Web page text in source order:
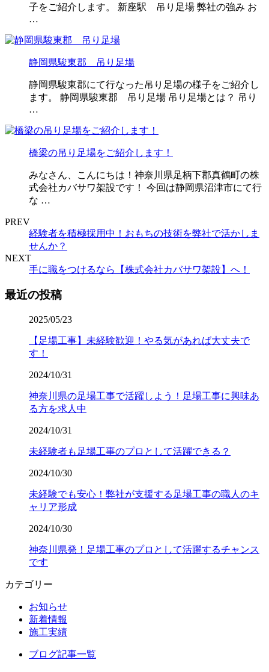
子をご紹介します。 新座駅 吊り足場 弊社の強み お
…
静岡県駿東郡 吊り足場
静岡県駿東郡にて行なった吊り足場の様子をご紹介し
ます。 静岡県駿東郡 吊り足場 吊り足場とは？ 吊り
…
橋梁の吊り足場をご紹介します！
みなさん、こんにちは！神奈川県足柄下郡真鶴町の株
式会社カバサワ架設です！ 今回は静岡県沼津市にて行
な …
PREV
経験者を積極採用中！おもちの技術を弊社で活かしま
せんか？
NEXT
手に職をつけるなら【株式会社カバサワ架設】へ！
最近の投稿
2025/05/23
【足場工事】未経験歓迎！やる気があれば大丈夫で
す！
2024/10/31
神奈川県の足場工事で活躍しよう！足場工事に興味あ
る方を求人中
2024/10/31
未経験者も足場工事のプロとして活躍できる？
2024/10/30
未経験でも安心！弊社が支援する足場工事の職人のキ
ャリア形成
2024/10/30
神奈川県発！足場工事のプロとして活躍するチャンス
です
カテゴリー
お知らせ
新着情報
施工実績
ブログ記事一覧